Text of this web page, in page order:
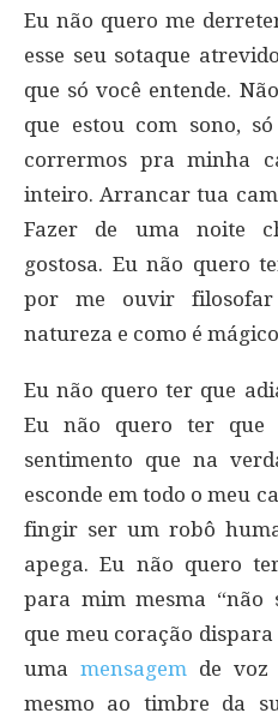
Eu não quero me
esse seu sotaque
que só você entende.
que estou com sono,
corrermos pra minha
inteiro. Arrancar tua
Fazer de uma noite
gostosa. Eu não quero
por me ouvir
natureza e como é
Eu não quero ter que
Eu não quero ter que
sentimento que na
esconde em todo o meu
fingir ser um robô
apega. Eu não quero
para mim mesma “não
que meu coração
uma mensagem de voz
mesmo ao timbre da